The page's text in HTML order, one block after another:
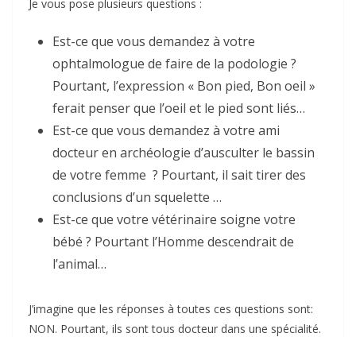
Je vous pose plusieurs questions :
Est-ce que vous demandez à votre
ophtalmologue de faire de la podologie ?
Pourtant, l’expression « Bon pied, Bon oeil »
ferait penser que l’oeil et le pied sont liés…
Est-ce que vous demandez à votre ami
docteur en archéologie d’ausculter le bassin
de votre femme ? Pourtant, il sait tirer des
conclusions d’un squelette …
Est-ce que votre vétérinaire soigne votre
bébé ? Pourtant l’Homme descendrait de
l’animal…
J’imagine que les réponses à toutes ces questions sont:
NON. Pourtant, ils sont tous docteur dans une spécialité.